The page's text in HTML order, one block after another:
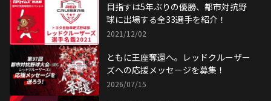
目指すは5年ぶりの優勝、都市対抗野
球に出場する全33選手を紹介！
2021/12/02
ともに王座奪還へ。レッドクルーザー
ズへの応援メッセージを募集！
2026/07/15